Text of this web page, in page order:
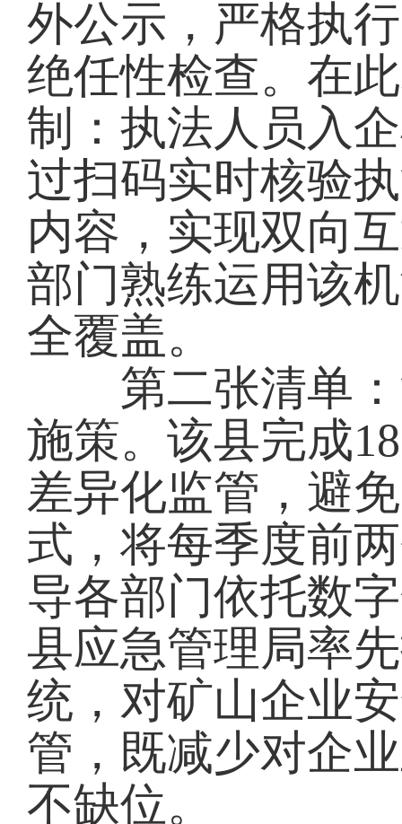
外公示，严格执
绝任性检查。在
制：执法人员入
过扫码实时核验
内容，实现双向
部门熟练运用该
全覆盖。
第二张清单：
施策。该县完成
差异化监管，避
式，将每季度前
导各部门依托数
县应急管理局率
统，对矿山企业
管，既减少对企
不缺位。